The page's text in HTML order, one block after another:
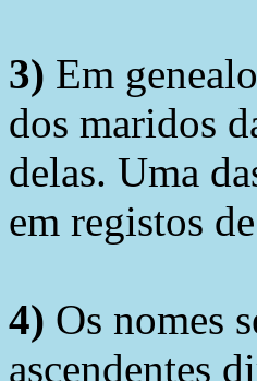
3) Em
dos maridos
delas. Uma
em registos
4) Os nomes
ascendentes